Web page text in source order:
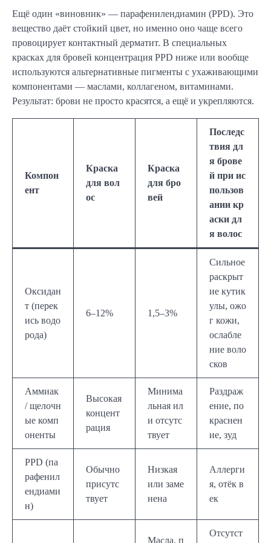
Ещё один «виновник» — парафенилендиамин (PPD). Это
вещество даёт стойкий цвет, но именно оно чаще всего
провоцирует контактный дерматит. В специальных
красках для бровей концентрация PPD ниже или вообще
используются альтернативные пигменты с ухаживающими
компонентами — маслами, коллагеном, витаминами.
Результат: брови не просто красятся, а ещё и укрепляются.
Компон
ент
Краска
для вол
ос
Краска
для бро
вей
Последс
твия дл
я брове
й при ис
пользов
ании кр
аски дл
я волос
Оксидан
т (перек
ись водо
рода)
6–12% 1,5–3%
Сильное
раскрыт
ие кутик
улы, ожо
г кожи,
ослабле
ние воло
сков
Аммиак
/ щелочн
ые комп
оненты
Высокая
концент
рация
Минима
льная ил
и отсутс
твует
Раздраж
ение, по
краснен
ие, зуд
PPD (па
рафенил
ендиами
н)
Обычно
присутс
твует
Низкая
или заме
нена
Аллерги
я, отёк в
ек
Масла, п
Отсутст